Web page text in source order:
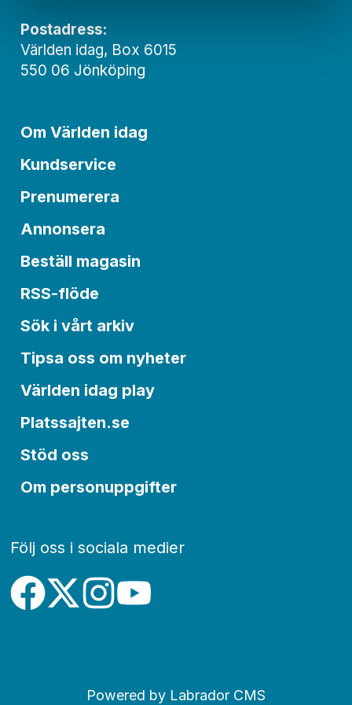
Postadress:
Världen idag, Box 6015
550 06 Jönköping
Om Världen idag
Kundservice
Prenumerera
Annonsera
Beställ magasin
RSS-flöde
Sök i vårt arkiv
Tipsa oss om nyheter
Världen idag play
Platssajten.se
Stöd oss
Om personuppgifter
Följ oss i sociala medier
Powered by Labrador CMS